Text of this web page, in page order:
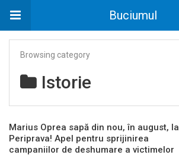
Buciumul
Browsing category
Istorie
Marius Oprea sapă din nou, în august, la
Periprava! Apel pentru sprijinirea
campaniilor de deshumare a victimelor